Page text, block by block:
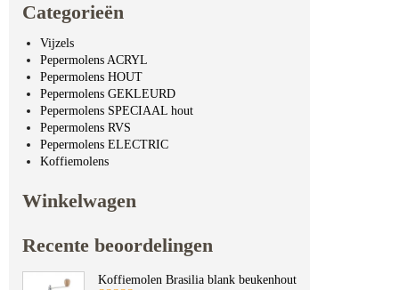
Categorieën
Vijzels
Pepermolens ACRYL
Pepermolens HOUT
Pepermolens GEKLEURD
Pepermolens SPECIAAL hout
Pepermolens RVS
Pepermolens ELECTRIC
Koffiemolens
Winkelwagen
Recente beoordelingen
Koffiemolen Brasilia blank beukenhout